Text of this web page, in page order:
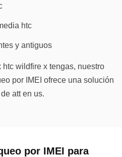
htc
y antiguos
wildfire x tengas, nuestro
por IMEI ofrece una solución
att en us.
por IMEI para